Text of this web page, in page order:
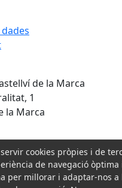
de la Marca
1
la Marca
de:
cookies pròpies i de
de navegació
per millorar i adaptar-nos a